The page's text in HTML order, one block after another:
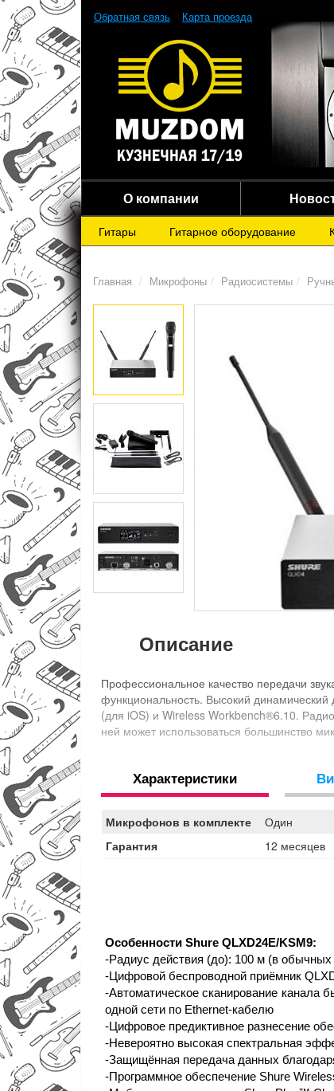
Обратная связь Карта проезда
О компании
Гитары Гитарное оборудование
Главная Микрофоны Радиосистемы
Описание
Профессиональное качество передачи
функциональность. Высокий
(для iOS) и Wireless Workbench®6.10.
ней может использоваться большинство
Характеристики
Микрофонов в комплекте
Один
Гарантия
12 месяцев
Особенности Shure QLXD24E/KSM9:
-Радиус действия (до): 100 м (в обычных
-Цифровой беспроводной приёмник
-Автоматическое сканирование канала
одной сети по Ethernet-кабелю
-Цифровое предиктивное разнесение
-Невероятно высокая спектральная
-Защищённая передача данных
-Программное обеспечение Shure